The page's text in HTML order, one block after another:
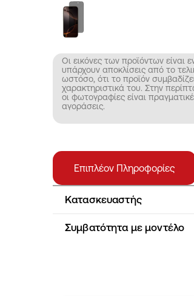
Οι εικόνες των προϊόντων είναι
υπάρχουν αποκλίσεις από το
ωστόσο, ότι το προϊόν
χαρακτηριστικά του. Στην
οι φωτογραφίες είναι
αγοράσεις.
Επιπλέον Πληροφορίες
Κατασκευαστής
Συμβατότητα με μοντέλο